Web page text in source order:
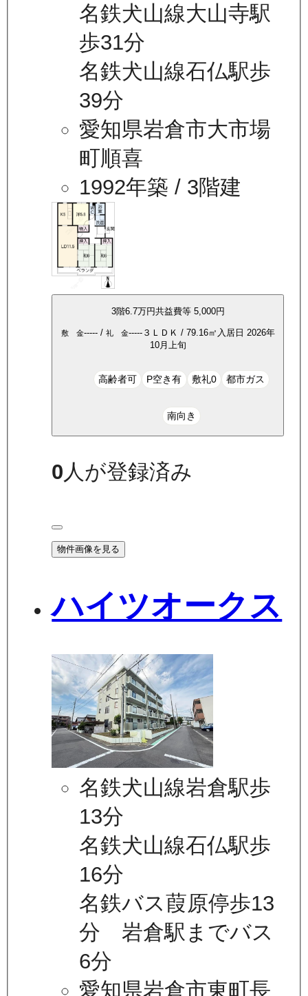
名鉄犬山線大山寺駅
歩31分
名鉄犬山線石仏駅歩
39分
愛知県岩倉市大市場
町順喜
1992年築 / 3階建
3階6.7万円共益費等 5,000円
敷 金-----/ 礼 金-----３ＬＤＫ / 79.16㎡ 入居日 2026年
10月上旬
高齢者可 P空き有 敷礼0 都市ガス
南向き
0人が登録済み
物件画像を見る
ハイツオークス
名鉄犬山線岩倉駅歩
13分
名鉄犬山線石仏駅歩
16分
名鉄バス葭原停歩13
分 岩倉駅までバス
6分
愛知県岩倉市東町長